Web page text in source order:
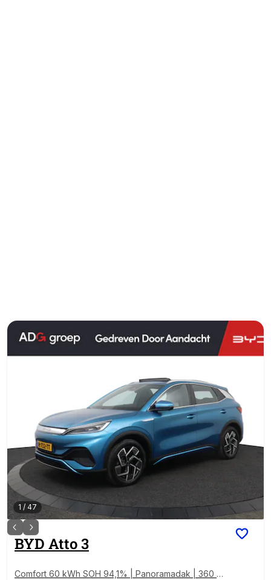
1 / 47
BYD Atto 3
Comfort 60 kWh SOH 94,1% | Panoramadak | 360 gr